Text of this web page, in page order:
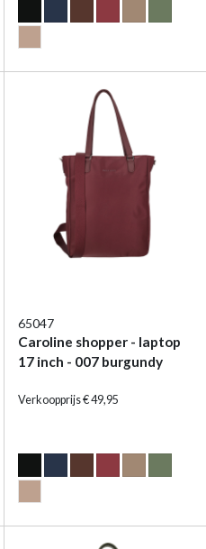
65047
Caroline shopper - laptop
17 inch - 007 burgundy
Verkoopprijs € 49,95